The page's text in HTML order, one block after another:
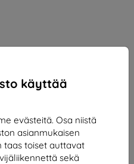
käyttää
evästeitä. Osa niistä
asianmukaisen
taas toiset auttavat
sekä
Oppo A5 Pro 5G